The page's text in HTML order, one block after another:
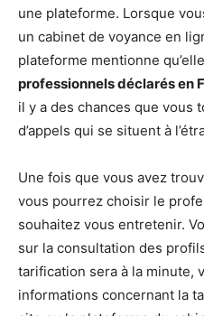
une plateforme. Lorsque
un cabinet de voyance en
plateforme mentionne
professionnels déclarés en
il y a des chances que vous
d’appels qui se situent à
Une fois que vous avez
vous pourrez choisir le
souhaitez vous entretenir.
sur la consultation des
tarification sera à la minute,
informations concernant la